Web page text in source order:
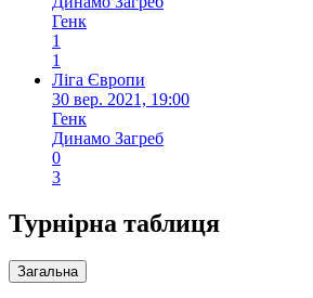
Генк
1
1
Ліга Європи
30 вер. 2021, 19:00
Генк
Динамо Загреб
0
3
Турнірна таблиця
Загальна